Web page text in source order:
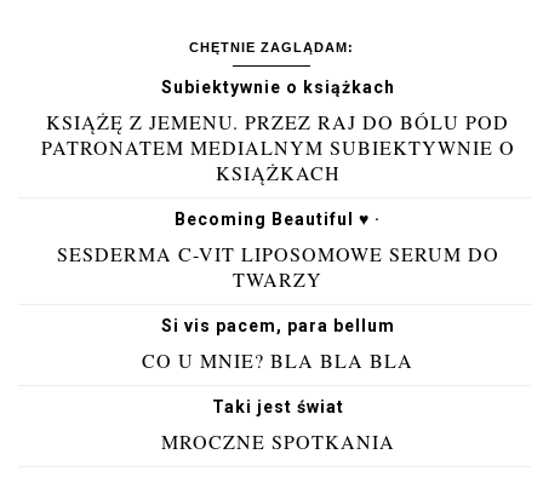
CHĘTNIE ZAGLĄDAM:
Subiektywnie o książkach
KSIĄŻĘ Z JEMENU. PRZEZ RAJ DO BÓLU POD
PATRONATEM MEDIALNYM SUBIEKTYWNIE O
KSIĄŻKACH
Becoming Beautiful ♥ ·
SESDERMA C-VIT LIPOSOMOWE SERUM DO
TWARZY
Si vis pacem, para bellum
CO U MNIE? BLA BLA BLA
Taki jest świat
MROCZNE SPOTKANIA